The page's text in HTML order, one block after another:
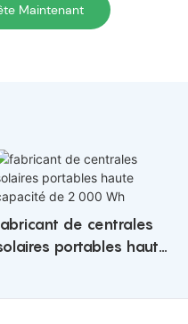
Maintenant
de centrales
portables haute